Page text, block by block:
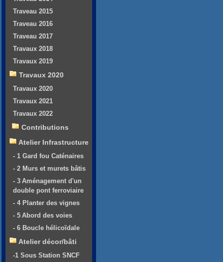
Traveau 2015
Traveau 2016
Traveau 2017
Travaux 2018
Travaux 2019
Travaux 2020
Travaux 2020
Travaux 2021
Travaux 2022
Contributions
Atelier Infrastructure
- 1 Gard fou Caténaires
- 2 Murs et murets bâtis
- 3 Aménagement d'un
double pont ferroviaire
- 4 Planter des vignes
- 5 Abord des voies
- 6 Boucle hélicoïdale
Atelier décor/bâti
-1 Sous Station SNCF